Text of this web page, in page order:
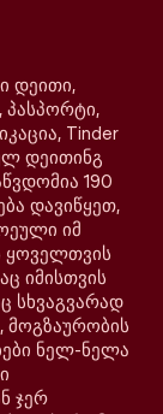
დეითი,
პასპორტი,
Tinder
დეითინგ
190
დავიწყეთ,
იმ
ყოველთვის
იმისთვის
სხვაგვარად
მოგზაურობის
ნელ-ნელა
ჯერ